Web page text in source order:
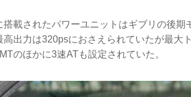
搭載されたパワーユニットはギブリの後
高出力は320psにおさえられていたが最大
のほかに3速ATも設定されていた。